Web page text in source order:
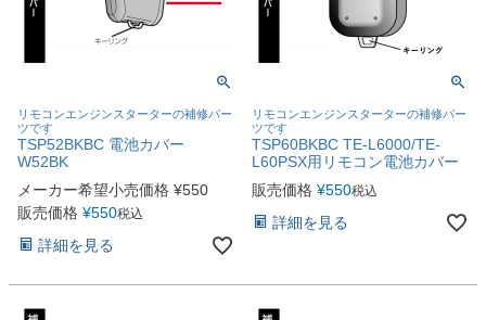
リモコンエンジンスターターの補修パー
ツです
TSP52BKBC 電池カバー
W52BK
メーカー希望小売価格 ¥550
販売価格 ¥550税込
詳細を見る
リモコンエンジンスターターの補修パー
ツです
TSP60BKBC TE-L6000/TE-
L60PSX用リモコン電池カバー
販売価格 ¥550税込
詳細を見る